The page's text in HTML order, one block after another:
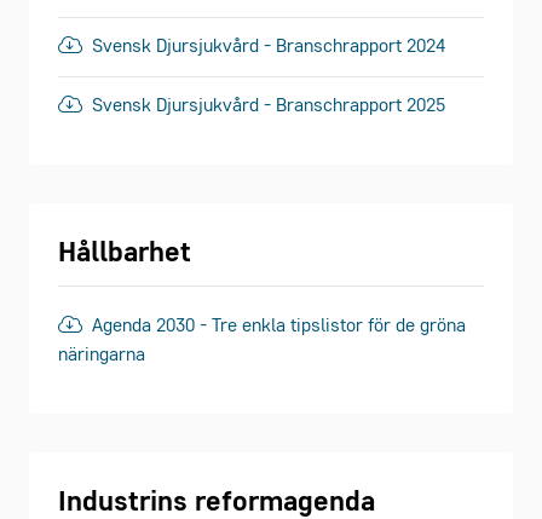
Svensk Djursjukvård - Branschrapport 2024
Svensk Djursjukvård - Branschrapport 2025
Hållbarhet
Agenda 2030 - Tre enkla tipslistor för de gröna
näringarna
Industrins reformagenda